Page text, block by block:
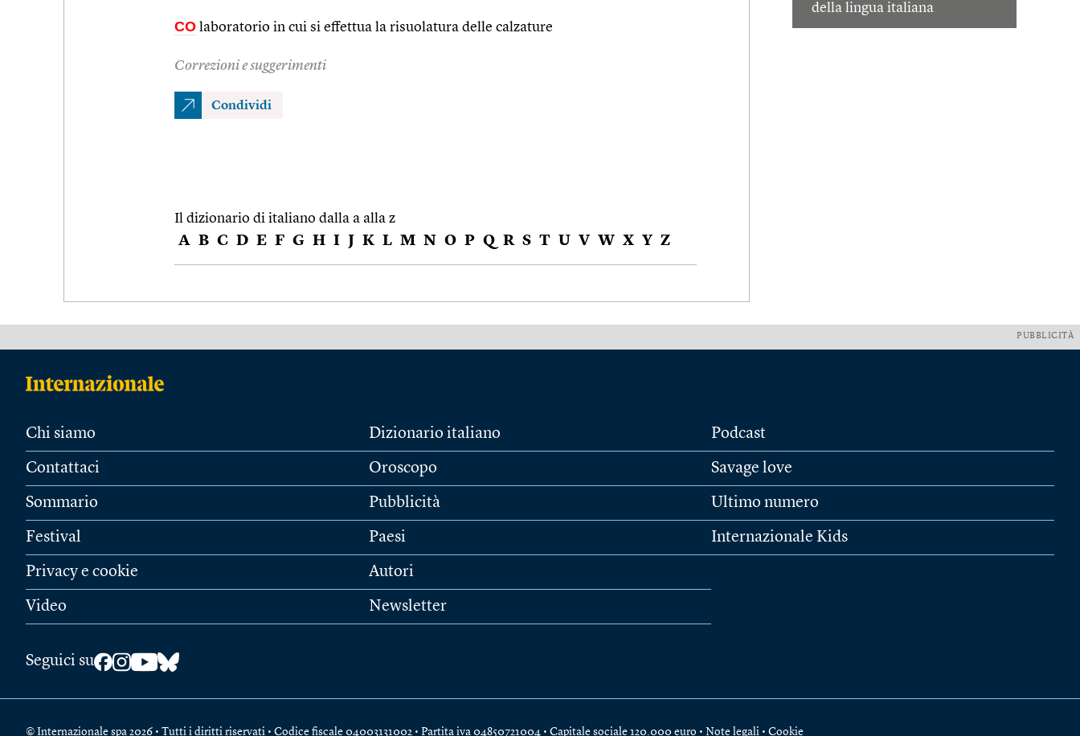
della lingua italiana
CO laboratorio in cui si effettua la risuolatura delle calzature
Correzioni e suggerimenti
Condividi
Il dizionario di italiano dalla a alla z
A B C D E F G H I J K L M N O P Q R S T U V W X Y Z
PUBBLICITÀ
Chi siamo
Contattaci
Sommario
Festival
Privacy e cookie
Video
Dizionario italiano
Oroscopo
Pubblicità
Paesi
Autori
Newsletter
Podcast
Savage love
Ultimo numero
Internazionale Kids
Seguici su
© Internazionale spa 2026 • Tutti i diritti riservati • Codice fiscale 04003131002 • Partita iva 04850721004 • Capitale sociale 120.000 euro • Note legali • Cookie